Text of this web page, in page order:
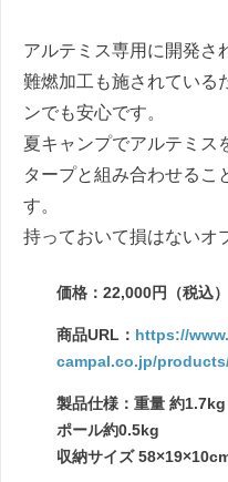
アルテミス専用に開発さ
難燃加工も施されている
ンでも安心です。
夏キャンプでアルテミス
タープと組み合わせるこ
す。
持っておいて損はないオ
価格：22,000円（税込）
商品URL： https://
campal.co.jp/
製品仕様：重量 約
ポール約0.5kg
収納サイズ